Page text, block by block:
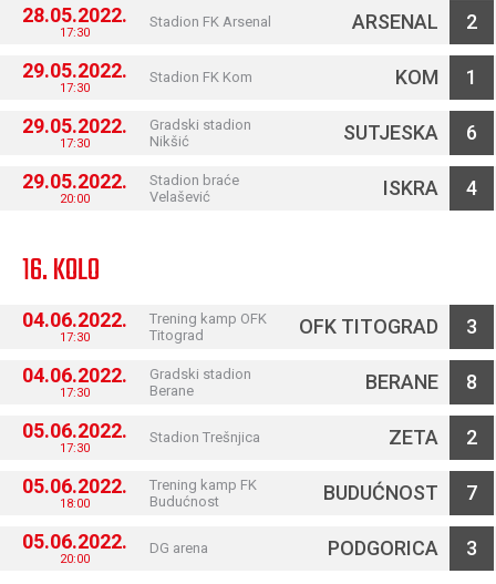
28.05.2022.
17:30
Stadion FK Arsenal ARSENAL 2
29.05.2022.
17:30
Stadion FK Kom KOM 1
29.05.2022.
17:30
Gradski stadion
Nikšić
SUTJESKA 6
29.05.2022.
20:00
Stadion braće
Velašević
ISKRA 4
16. KOLO
04.06.2022.
17:30
Trening kamp OFK
Titograd
OFK TITOGRAD 3
04.06.2022.
17:30
Gradski stadion
Berane
BERANE 8
05.06.2022.
17:30
Stadion Trešnjica ZETA 2
05.06.2022.
18:00
Trening kamp FK
Budućnost
BUDUĆNOST 7
05.06.2022.
20:00
DG arena PODGORICA 3